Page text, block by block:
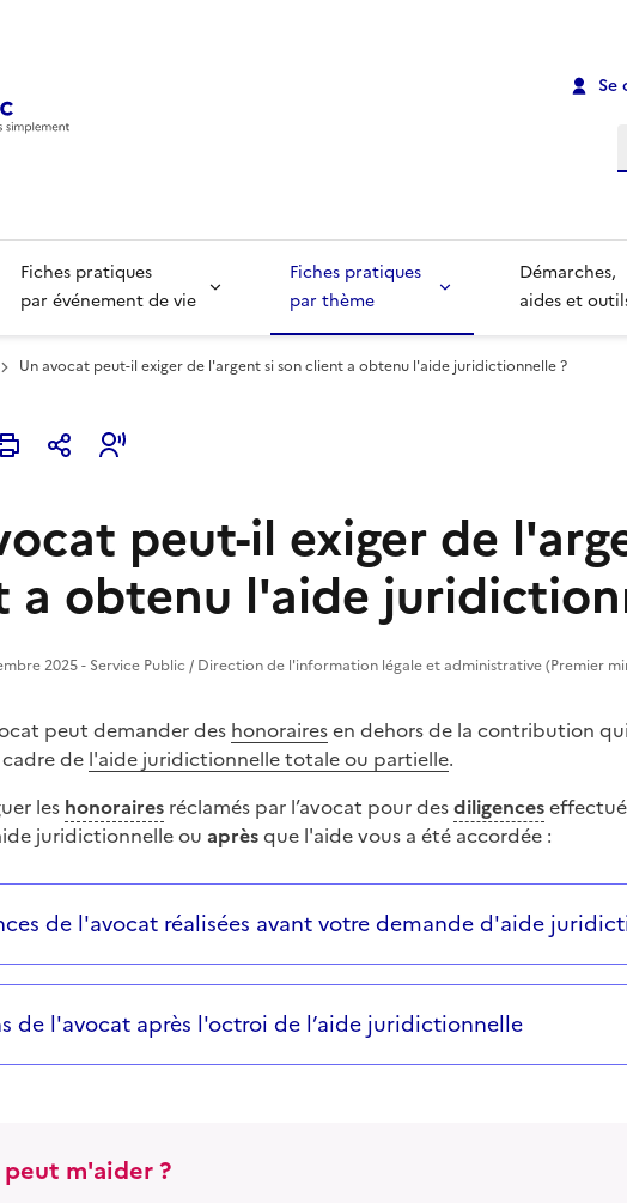
Se
Fiches pratiques
par événement de vie
Fiches pratiques
par thème
Démarches,
aides et
Un avocat peut-il exiger de l'argent si son client a obtenu l'aide juridictionnelle ?
favoris
peut-il exiger de
a obtenu l'aide
2025 - Service Public / Direction de l'information légale et administrative (Premier
peut demander des honorairesen dehors de la contribution
cadre de l'aide juridictionnelle totale ou partielle.
les honoraires réclamés par l’avocat pour desdiligences
juridictionnelle ou aprèsque l'aide vous a été accordée :
questions successives et les réponses s’afficheront
de l'avocat réalisées avant votre demande d'aide
de l'avocat après l'octroi de l’aide juridictionnelle
m'aider ?